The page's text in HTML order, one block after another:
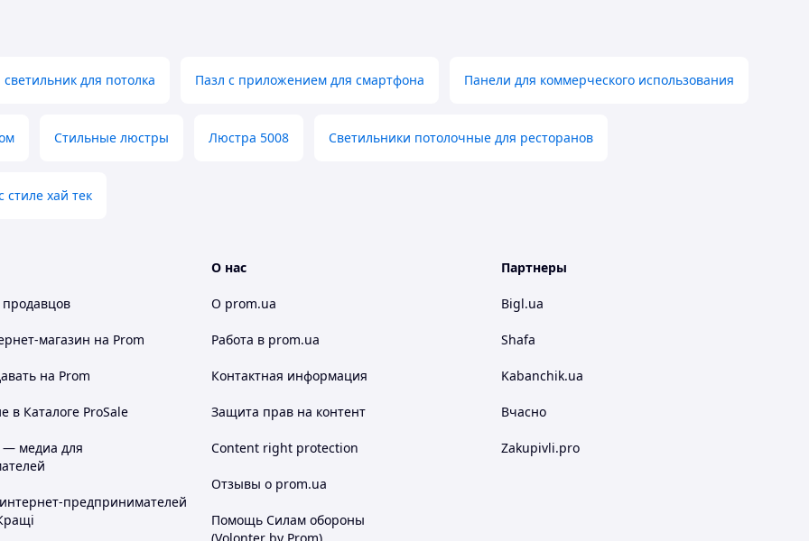
для потолка Пазл с приложением для смартфона Панели для коммерческого использования
Стильные люстры Люстра 5008 Светильники потолочные для ресторанов
стиле хай тек
магазин на Prom
на Prom
в Каталоге ProSale
— медиа для
предпринимателей
О нас
О prom.ua
Работа в prom.ua
Контактная информация
Защита прав на контент
Content right protection
Отзывы о prom.ua
Помощь Силам обороны
Партнеры
Bigl.ua
Shafa
Kabanchik.ua
Вчасно
Zakupivli.pro